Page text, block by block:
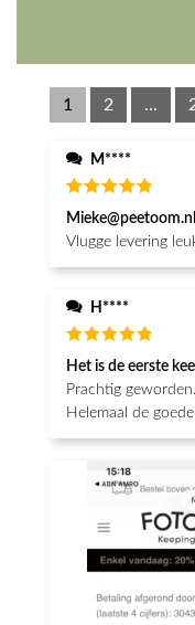
1 2 ...
M****
Waardering
5uit 5
Mieke@peetoom.nl
Vlugge levering
H****
Waardering
5uit 5
Het is de eerste
Prachtig geworden.
Helemaal de